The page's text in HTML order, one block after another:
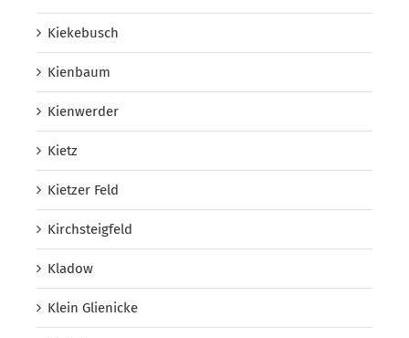
Kiekebusch
Kienbaum
Kienwerder
Kietz
Kietzer Feld
Kirchsteigfeld
Kladow
Klein Glienicke